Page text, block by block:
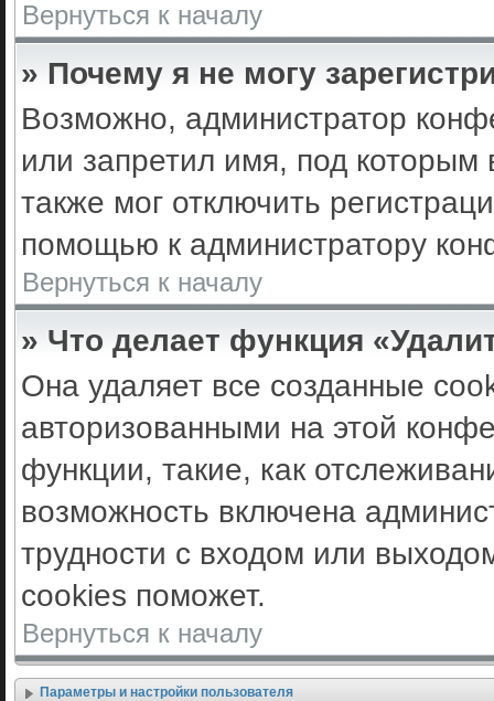
Вернуться к началу
» Почему я не могу
Возможно, администратор
или запретил имя, под которым
также мог отключить
помощью к администратору
Вернуться к началу
» Что делает функция
Она удаляет все созданные
авторизованными на этой
функции, такие, как
возможность включена
трудности с входом или
cookies поможет.
Вернуться к началу
Параметры и настройки пользователя